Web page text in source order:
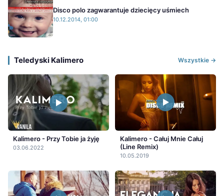
Disco polo zagwarantuje dziecięcy uśmiech
10.12.2014, 01:00
Teledyski Kalimero Wszystkie →
Kalimero - Przy Tobie ja żyję
03.06.2022
Kalimero - Całuj Mnie Całuj
(Line Remix)
10.05.2019